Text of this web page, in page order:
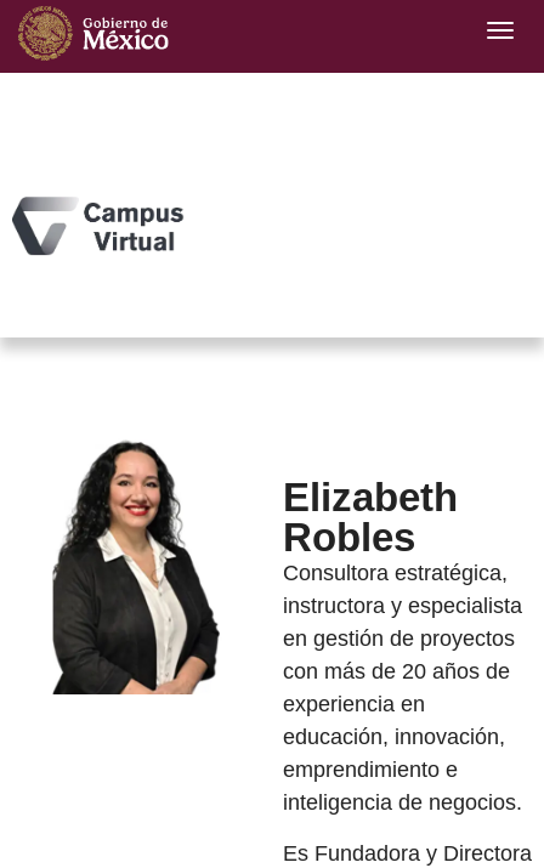
Elizabeth
Robles
Consultora estratégica,
instructora y especialista
en gestión de proyectos
con más de 20 años de
experiencia en
educación, innovación,
emprendimiento e
inteligencia de negocios.
Es Fundadora y Directora